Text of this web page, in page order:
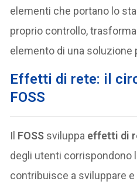
elementi che portano lo
proprio controllo,
elemento di una soluzione
Effetti di rete: il
FOSS
Il FOSS sviluppa effetti di
degli utenti corrispondono
contribuisce a sviluppare